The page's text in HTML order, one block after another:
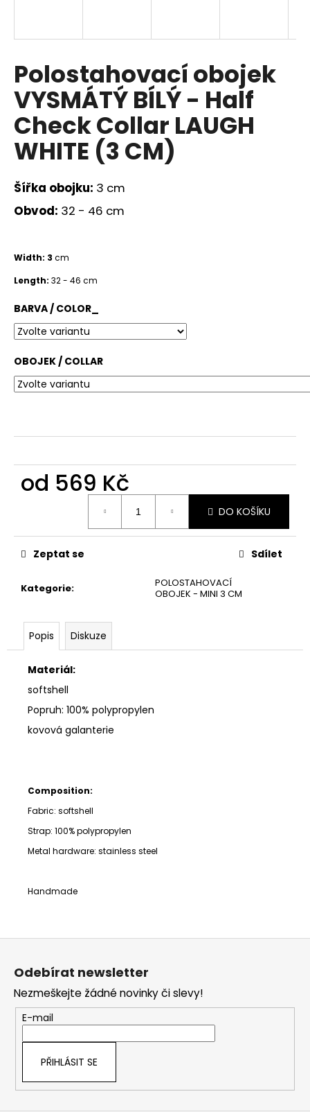
Polostahovací obojek
VYSMÁTÝ BÍLÝ - Half
Check Collar LAUGH
WHITE (3 CM)
Šířka obojku: 3 cm
Obvod: 32 - 46 cm
Width: 3 cm
Length: 32 - 46 cm
BARVA / COLOR_
OBOJEK / COLLAR
od 569 Kč
DO KOŠÍKU
Kategorie:
POLOSTAHOVACÍ
OBOJEK - MINI 3 CM
Zeptat se Sdílet
Popis Diskuze
Materiál:
softshell
Popruh: 100% polypropylen
kovová galanterie
Composition:
Fabric: softshell
Strap: 100% polypropylen
Metal hardware: stainless steel
Handmade
j
t
?
HLEDAT
D
p
o
r
č
u
j
e
m
e
Odebírat newsletter
Nezmeškejte žádné novinky či slevy!
E-mail
PŘIHLÁSIT SE